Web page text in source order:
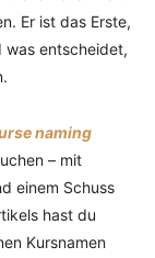
Er ist das Erste,
was entscheidet,
naming
– mit
einem Schuss
hast du
Kursnamen